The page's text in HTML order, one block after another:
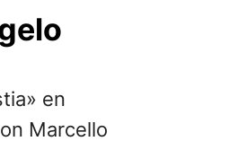
en
Marcello